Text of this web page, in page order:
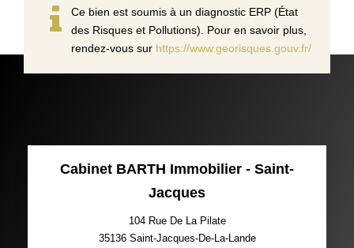
Ce bien est soumis à un diagnostic ERP (État
des Risques et Pollutions). Pour en savoir plus,
rendez-vous sur https://www.georisques.gouv.fr/
Cabinet BARTH Immobilier - Saint-
Jacques
104 Rue De La Pilate
35136 Saint-Jacques-De-La-Lande